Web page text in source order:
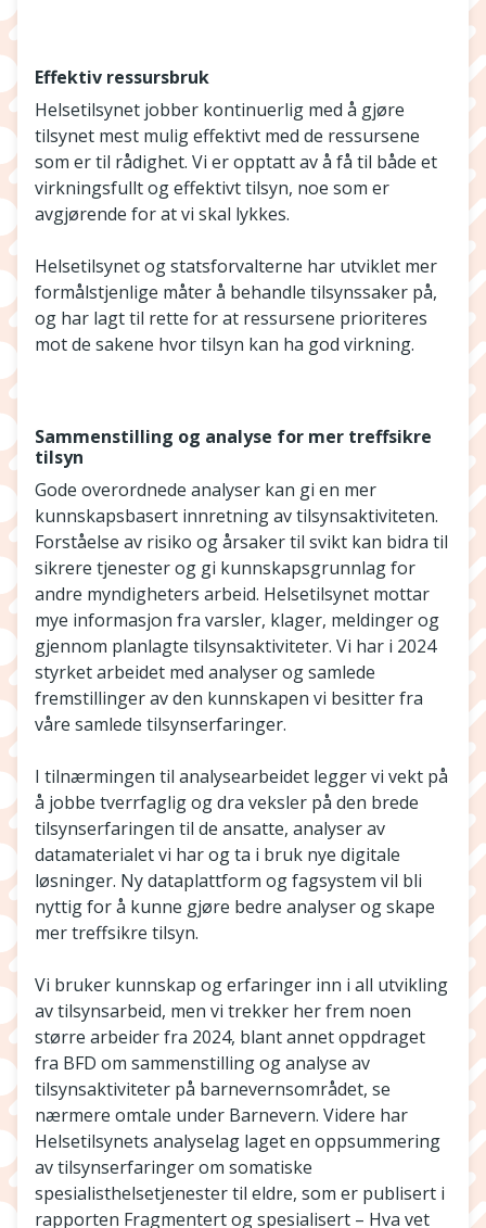
Effektiv ressursbruk
Helsetilsynet jobber kontinuerlig med å gjøre
tilsynet mest mulig effektivt med de ressursene
som er til rådighet. Vi er opptatt av å få til både et
virkningsfullt og effektivt tilsyn, noe som er
avgjørende for at vi skal lykkes.
Helsetilsynet og statsforvalterne har utviklet mer
formålstjenlige måter å behandle tilsynssaker på,
og har lagt til rette for at ressursene prioriteres
mot de sakene hvor tilsyn kan ha god virkning.
Sammenstilling og analyse for mer treffsikre
tilsyn
Gode overordnede analyser kan gi en mer
kunnskapsbasert innretning av tilsynsaktiviteten.
Forståelse av risiko og årsaker til svikt kan bidra til
sikrere tjenester og gi kunnskapsgrunnlag for
andre myndigheters arbeid. Helsetilsynet mottar
mye informasjon fra varsler, klager, meldinger og
gjennom planlagte tilsynsaktiviteter. Vi har i 2024
styrket arbeidet med analyser og samlede
fremstillinger av den kunnskapen vi besitter fra
våre samlede tilsynserfaringer.
I tilnærmingen til analysearbeidet legger vi vekt på
å jobbe tverrfaglig og dra veksler på den brede
tilsynserfaringen til de ansatte, analyser av
datamaterialet vi har og ta i bruk nye digitale
løsninger. Ny dataplattform og fagsystem vil bli
nyttig for å kunne gjøre bedre analyser og skape
mer treffsikre tilsyn.
Vi bruker kunnskap og erfaringer inn i all utvikling
av tilsynsarbeid, men vi trekker her frem noen
større arbeider fra 2024, blant annet oppdraget
fra BFD om sammenstilling og analyse av
tilsynsaktiviteter på barnevernsområdet, se
nærmere omtale under Barnevern. Videre har
Helsetilsynets analyselag laget en oppsummering
av tilsynserfaringer om somatiske
spesialisthelsetjenester til eldre, som er publisert i
rapporten Fragmentert og spesialisert – Hva vet